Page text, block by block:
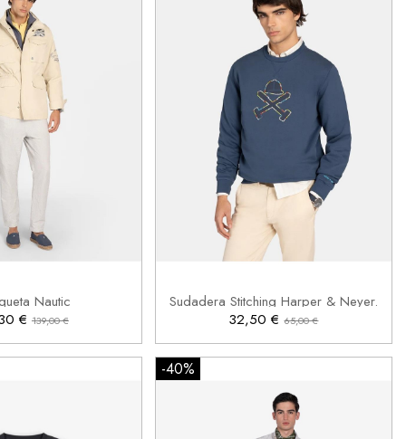
Nautic
€ 139,00 €
M XL
Añadir al carrito
Sudadera Stitching Harper & Neyer.
32,50 €65,00 €
 Añadir al carrito
-40%